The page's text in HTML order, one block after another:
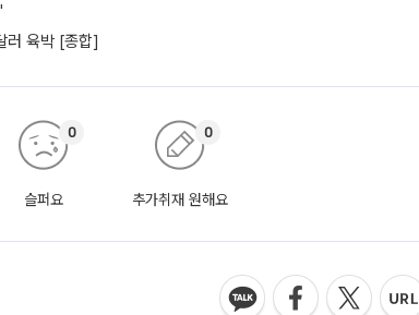
러 육박 [종합]
슬퍼요
0
추가취재 원해요
0